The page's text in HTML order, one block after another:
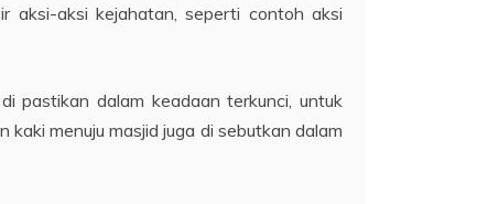
aksi-aksi kejahatan, seperti contoh aksi
pastikan dalam keadaan terkunci, untuk
menuju masjid juga di sebutkan dalam